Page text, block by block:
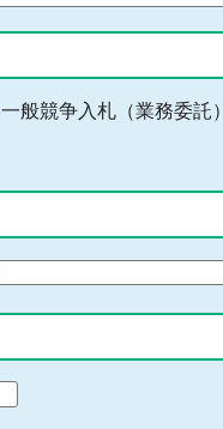
一般競争入札（業務委託）